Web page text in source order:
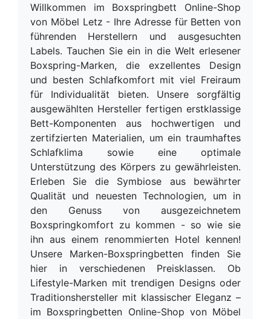
Willkommen im Boxspringbett Online-Shop
von Möbel Letz - Ihre Adresse für Betten von
führenden Herstellern und ausgesuchten
Labels. Tauchen Sie ein in die Welt erlesener
Boxspring-Marken, die exzellentes Design
und besten Schlafkomfort mit viel Freiraum
für Individualität bieten. Unsere sorgfältig
ausgewählten Hersteller fertigen erstklassige
Bett-Komponenten aus hochwertigen und
zertifzierten Materialien, um ein traumhaftes
Schlafklima sowie eine optimale
Unterstützung des Körpers zu gewährleisten.
Erleben Sie die Symbiose aus bewährter
Qualität und neuesten Technologien, um in
den Genuss von ausgezeichnetem
Boxspringkomfort zu kommen - so wie sie
ihn aus einem renommierten Hotel kennen!
Unsere Marken-Boxspringbetten finden Sie
hier in verschiedenen Preisklassen. Ob
Lifestyle-Marken mit trendigen Designs oder
Traditionshersteller mit klassischer Eleganz –
im Boxspringbetten Online-Shop von Möbel